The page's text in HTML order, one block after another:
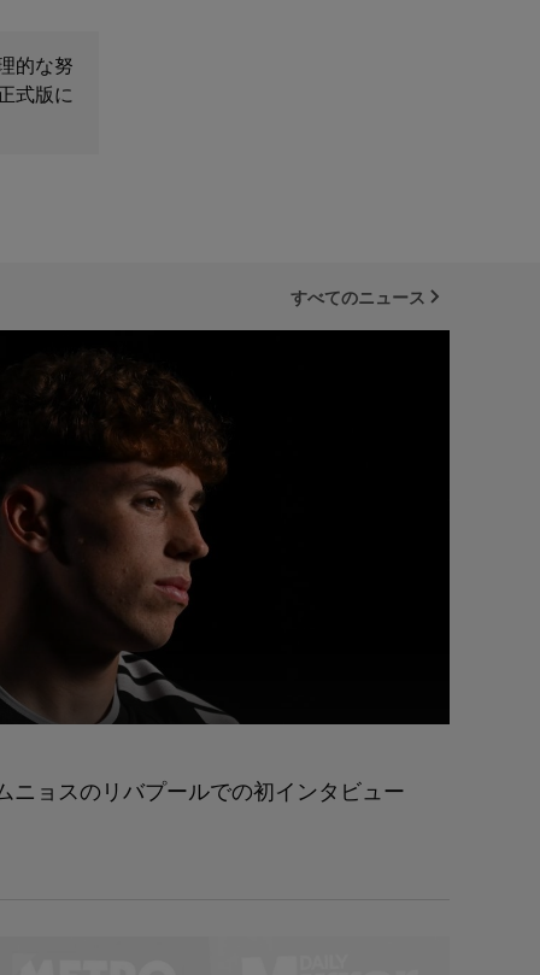
的な努
式版に
すべてのニュース
ニョスのリバプールでの初インタビュー